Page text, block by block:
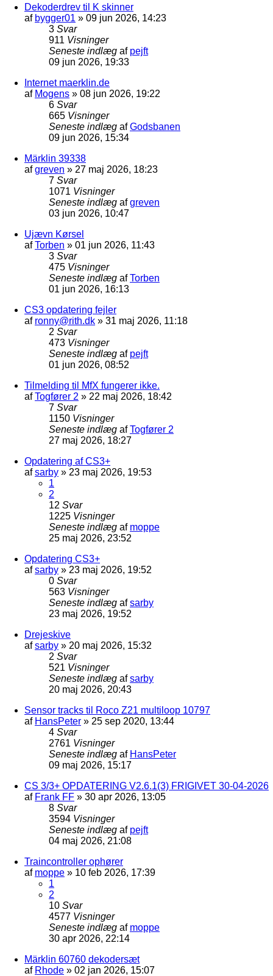
Dekoderdrev til K skinner
af bygger01 » 09 jun 2026, 14:23
3 Svar
911 Visninger
Seneste indlæg af pejft
09 jun 2026, 19:33
Internet maerklin.de
af Mogens » 08 jun 2026, 19:22
6 Svar
665 Visninger
Seneste indlæg afGodsbanen
09 jun 2026, 15:34
Märklin 39338
afgreven » 27 maj 2026, 18:23
7 Svar
1071 Visninger
Seneste indlæg afgreven
03 jun 2026, 10:47
Ujævn Kørsel
afTorben » 01 jun 2026, 11:43
3 Svar
475 Visninger
Seneste indlæg afTorben
01 jun 2026, 16:13
CS3 opdatering fejler
af ronny@rith.dk » 31 maj 2026, 11:18
2 Svar
473 Visninger
Seneste indlæg af pejft
01 jun 2026, 08:52
Tilmelding til MfX fungerer ikke.
afTogfører 2 » 22 maj 2026, 18:42
7 Svar
1150 Visninger
Seneste indlæg afTogfører 2
27 maj 2026, 18:27
Opdatering af CS3+
afsarby » 23 maj 2026, 19:53
1
2
12 Svar
1225 Visninger
Seneste indlæg af moppe
25 maj 2026, 23:52
Opdatering CS3+
afsarby » 23 maj 2026, 19:52
0 Svar
563 Visninger
Seneste indlæg afsarby
23 maj 2026, 19:52
Drejeskive
afsarby » 20 maj 2026, 15:32
2 Svar
521 Visninger
Seneste indlæg afsarby
20 maj 2026, 20:43
Sensor tracks til Roco Z21 multiloop 10797
af HansPeter » 25 sep 2020, 13:44
4 Svar
2761 Visninger
Seneste indlæg af HansPeter
09 maj 2026, 15:17
CS 3/3+ OPDATERING V2.6.1(3) FRIGIVET 30-04-2026
af Frank FF » 30 apr 2026, 13:05
8 Svar
3594 Visninger
Seneste indlæg af pejft
04 maj 2026, 21:08
Traincontroller ophører
af moppe » 10 feb 2026, 17:39
1
2
10 Svar
4577 Visninger
Seneste indlæg af moppe
30 apr 2026, 22:14
Märklin 60760 dekodersæt
af Rhode » 02 jan 2026, 15:07